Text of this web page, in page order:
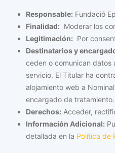
Responsable: Fundació
Finalidad: Moderar los
Legitimación: Por
Destinatarios y
ceden o comunican datos
servicio. El Titular ha
alojamiento web a
encargado de tratamiento.
Derechos: Acceder,
Información Adicional:
detallada en la Política de